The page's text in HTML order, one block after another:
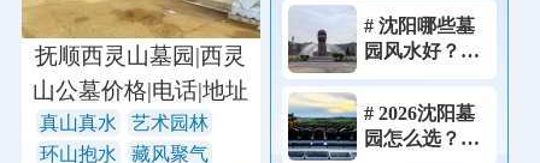
抚顺西灵山墓园|西灵
山公墓价格|电话|地址
真山真水
艺术园林
环山抱水
藏风聚气
跑远的家庭，
这4家可以优先
考虑！
# 沈阳哪些墓
园风水好？
2026堪舆师亲
测藏风聚气宝
地实拍!
# 2026沈阳墓
园怎么选？一